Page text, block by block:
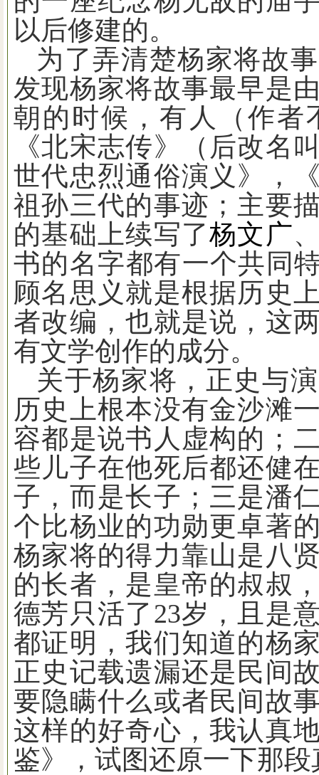
以后修建的。
为了弄清楚杨家将故
发现杨家将故事最早是
朝的时候，有人（作者
《北宋志传》（后改名
世代忠烈通俗演义》，
祖孙三代的事迹；主要
的基础上续写了杨文广
书的名字都有一个共同
顾名思义就是根据历史
者改编，也就是说，这
有文学创作的成分。
关于杨家将，正史与
历史上根本没有金沙滩
容都是说书人虚构的；
些儿子在他死后都还健
子，而是长子；三是潘
个比杨业的功勋更卓著
杨家将的得力靠山是八
的长者，是皇帝的叔叔
德芳只活了 23岁，且是
都证明，我们知道的杨
正史记载遗漏还是民间
要隐瞒什么或者民间故
这样的好奇心，我认真
鉴》，试图还原一下那